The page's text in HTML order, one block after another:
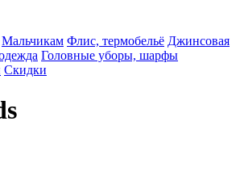
Мальчикам Флис, термобельё Джинсовая
Головные уборы, шарфы
Скидки